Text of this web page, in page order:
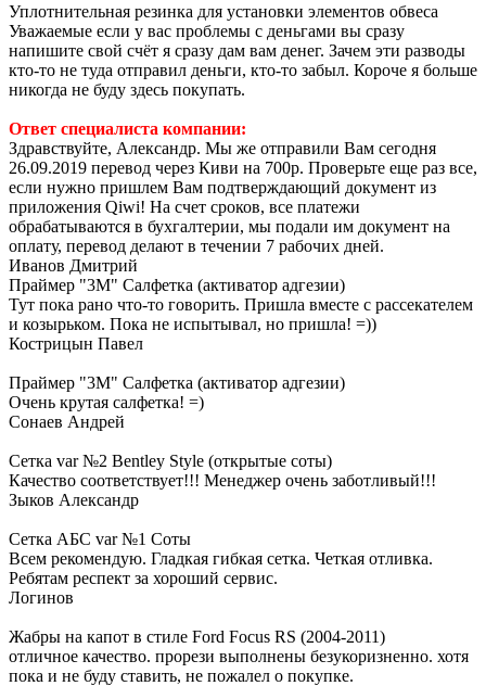
Уплотнительная резинка для установки элементов обвеса
Уважаемые если у вас проблемы с деньгами вы сразу
напишите свой счёт я сразу дам вам денег. Зачем эти разводы
кто-то не туда отправил деньги, кто-то забыл. Короче я больше
никогда не буду здесь покупать.
Ответ специалиста компании:
Здравствуйте, Александр. Мы же отправили Вам сегодня
26.09.2019 перевод через Киви на 700р. Проверьте еще раз все,
если нужно пришлем Вам подтверждающий документ из
приложения Qiwi! На счет сроков, все платежи
обрабатываются в бухгалтерии, мы подали им документ на
оплату, перевод делают в течении 7 рабочих дней.
Иванов Дмитрий
Праймер "3М" Салфетка (активатор адгезии)
Тут пока рано что-то говорить. Пришла вместе с рассекателем
и козырьком. Пока не испытывал, но пришла! =))
Кострицын Павел
Праймер "3М" Салфетка (активатор адгезии)
Очень крутая салфетка! =)
Сонаев Андрей
Сетка var №2 Bentley Style (открытые соты)
Качество соответствует!!! Менеджер очень заботливый!!!
Зыков Александр
Сетка АБС var №1 Соты
Всем рекомендую. Гладкая гибкая сетка. Четкая отливка.
Ребятам респект за хороший сервис.
Логинов
Жабры на капот в стиле Ford Focus RS (2004-2011)
отличное качество. прорези выполнены безукоризненно. хотя
пока и не буду ставить, не пожалел о покупке.